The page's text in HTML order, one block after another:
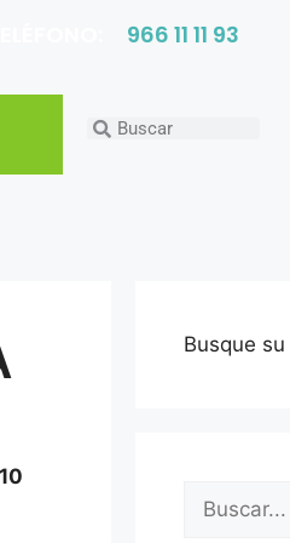
966 11 11 93
Busque